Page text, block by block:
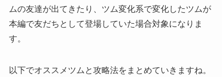
ムの友達が出てきたり、ツム変化系で変化したツムが
本編で友だちとして登場していた場合対象になりま
す。
以下でオススメツムと攻略法をまとめていきますね。